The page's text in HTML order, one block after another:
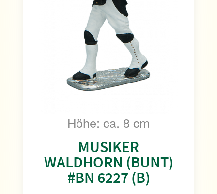
Höhe: ca. 8 cm
MUSIKER
WALDHORN (BUNT)
#BN 6227 (B)